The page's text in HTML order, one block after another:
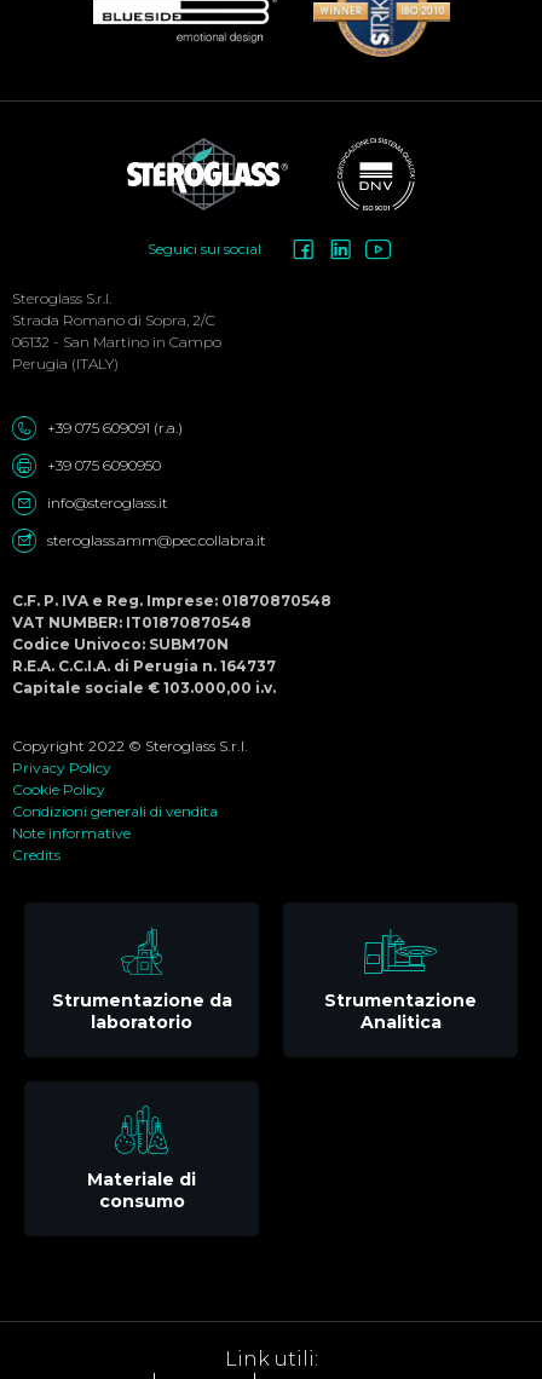
Menu
Seguici sui social
Steroglass S.r.l.
Strada Romano di Sopra, 2/C
06132 - San Martino in Campo
Perugia (ITALY)
+39 075 609091 (r.a.)
+39 075 6090950
info@steroglass.it
steroglass.amm@pec.collabra.it
C.F. P. IVA e Reg. Imprese: 01870870548
VAT NUMBER: IT01870870548
Codice Univoco: SUBM70N
R.E.A. C.C.I.A. di Perugia n. 164737
Capitale sociale € 103.000,00 i.v.
Copyright 2022 © Steroglass S.r.l.
Privacy Policy
Cookie Policy
Condizioni generali di vendita
Note informative
Credits
Strumentazione da
laboratorio
Strumentazione
Analitica
Materiale di
consumo
Link utili: